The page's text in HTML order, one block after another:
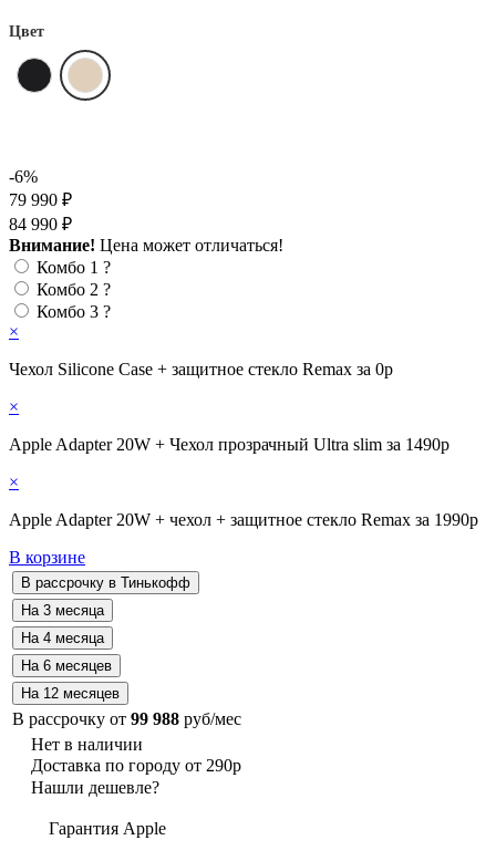
Цвет
-6%
79 990 ₽
84 990 ₽
Внимание! Цена может отличаться!
Комбо 1 ?
Комбо 2 ?
Комбо 3 ?
×
Чехол Silicone Case + защитное стекло Remax за 0р
×
Apple Adapter 20W + Чехол прозрачный Ultra slim за 1490р
×
Apple Adapter 20W + чехол + защитное стекло Remax за 1990р
В корзине
В рассрочку от 99 988 руб/мес
Нет в наличии
Доставка по городу от 290р
Нашли дешевле?
Гарантия Apple